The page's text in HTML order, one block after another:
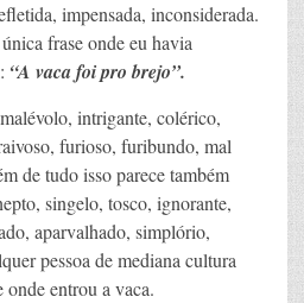
impensada, inconsiderada.
frase onde eu havia
“A vaca foi pro brejo”.
intrigante, colérico,
furioso, furibundo, mal
de tudo isso parece também
singelo, tosco, ignorante,
aparvalhado, simplório,
pessoa de mediana cultura
entrou a vaca.